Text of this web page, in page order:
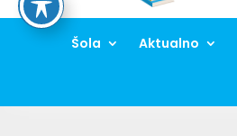
Šola Aktualno